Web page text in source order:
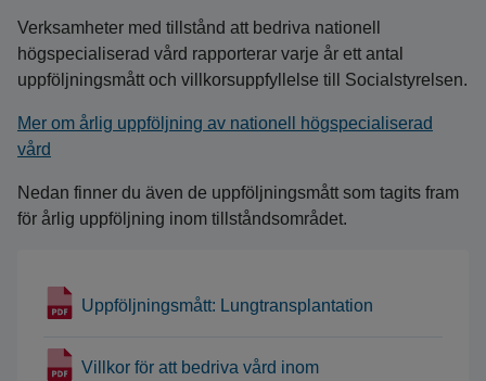
Verksamheter med tillstånd att bedriva nationell
högspecialiserad vård rapporterar varje år ett antal
uppföljningsmått och villkorsuppfyllelse till Socialstyrelsen.
Mer om årlig uppföljning av nationell högspecialiserad
vård
Nedan finner du även de uppföljningsmått som tagits fram
för årlig uppföljning inom tillståndsområdet.
Uppföljningsmått: Lungtransplantation
Villkor för att bedriva vård inom